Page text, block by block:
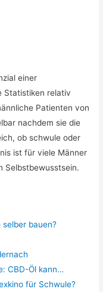
einer
Statistiken relativ
Patienten von
nachdem sie die
ob schwule oder
ist für viele Männer
Selbstbewusstsein.
selber bauen?
CBD-Öl kann…
für Schwule?